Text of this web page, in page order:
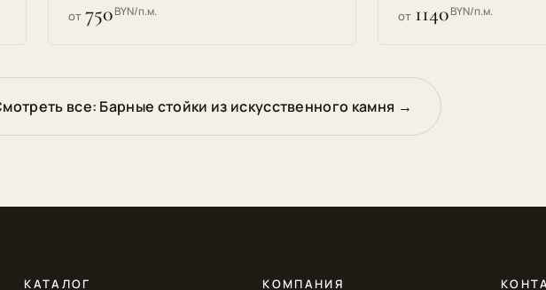
от 750BYN/п.м. от 1140BYN/п.м.
все: Барные стойки из искусственного камня →
КАТАЛОГ КОМПАНИЯ